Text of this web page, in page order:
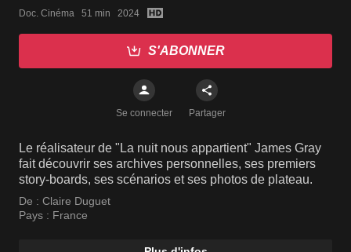
Doc. Cinéma   51 min   2024
S'ABONNER
Se connecter Partager
Le réalisateur de "La nuit nous appartient" James Gray
fait découvrir ses archives personnelles, ses premiers
story-boards, ses scénarios et ses photos de plateau.
De : Claire Duguet
Pays : France